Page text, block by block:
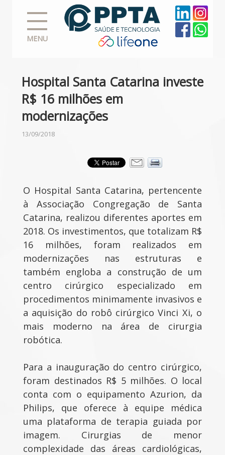
MENU
Hospital Santa Catarina investe
R$ 16 milhões em
modernizações
13/09/2018
O Hospital Santa Catarina, pertencente
à Associação Congregação de Santa
Catarina, realizou diferentes aportes em
2018. Os investimentos, que totalizam R$
16 milhões, foram realizados em
modernizações nas estruturas e
também engloba a construção de um
centro cirúrgico especializado em
procedimentos minimamente invasivos e
a aquisição do robô cirúrgico Vinci Xi, o
mais moderno na área de cirurgia
robótica.
Para a inauguração do centro cirúrgico,
foram destinados R$ 5 milhões. O local
conta com o equipamento Azurion, da
Philips, que oferece à equipe médica
uma plataforma de terapia guiada por
imagem. Cirurgias de menor
complexidade das áreas cardiológicas,